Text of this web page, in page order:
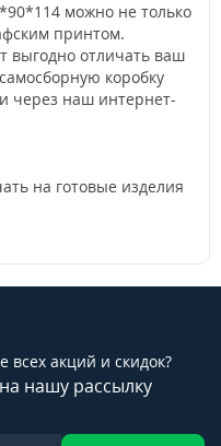
можно не только
принтом.
выгодно отличать ваш
коробку
через наш интернет-
на готовые изделия
всех акций и скидок?
нашу рассылку